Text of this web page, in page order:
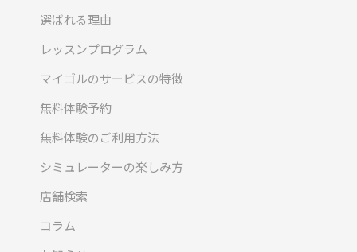
選ばれる理由
レッスンプログラム
マイゴルのサービスの特徴
無料体験予約
無料体験のご利用方法
シミュレーターの楽しみ方
店舗検索
コラム